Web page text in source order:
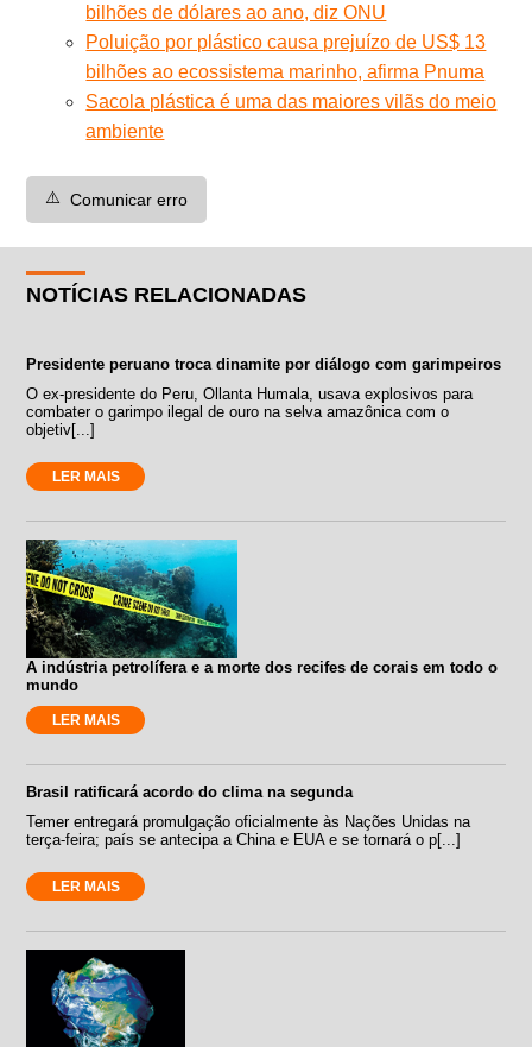
bilhões de dólares ao ano, diz ONU
Poluição por plástico causa prejuízo de US$ 13
bilhões ao ecossistema marinho, afirma Pnuma
Sacola plástica é uma das maiores vilãs do meio
ambiente
⚠️ Comunicar erro
NOTÍCIAS RELACIONADAS
Presidente peruano troca dinamite por diálogo com garimpeiros
O ex-presidente do Peru, Ollanta Humala, usava explosivos para
combater o garimpo ilegal de ouro na selva amazônica com o
objetiv[...]
LER MAIS
A indústria petrolífera e a morte dos recifes de corais em todo o
mundo
LER MAIS
Brasil ratificará acordo do clima na segunda
Temer entregará promulgação oficialmente às Nações Unidas na
terça-feira; país se antecipa a China e EUA e se tornará o p[...]
LER MAIS